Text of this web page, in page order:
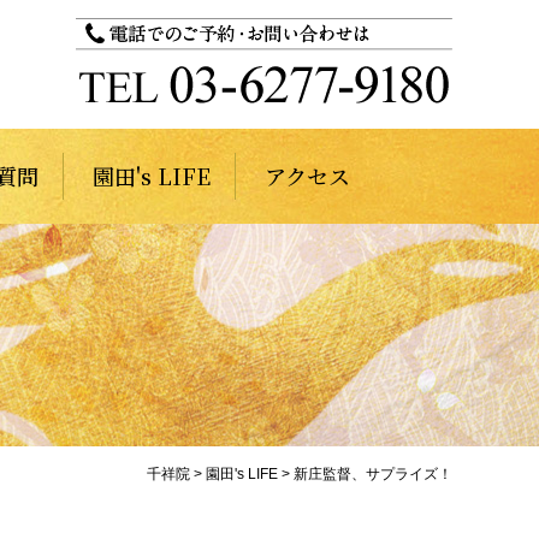
問 園田's LIFE アクセス
千祥院 > 園田's LIFE > 新庄監督、サプライズ！